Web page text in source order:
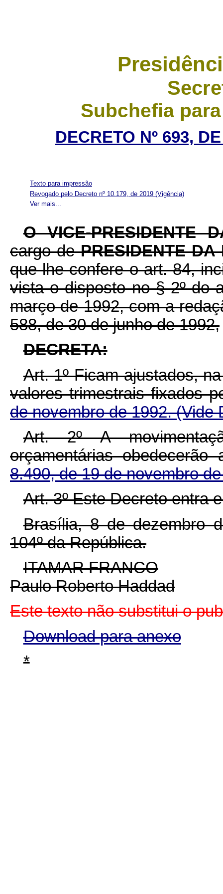
Subchefia
DECRETO Nº 693,
Texto para impressão
Ver mais...
Revogado pelo Decreto nº 10.179, de 2019 (Vigência)
O VICE-PRESIDENTE
cargo dePRESIDENTE
que lhe confere o art. 84,
vista o disposto no § 2º do
março de 1992, com a
588, de 30 de junho de 1992,
DECRETA:
Art. 1º Ficam ajustados,
valores trimestrais fixados
de novembro de 1992.(Vide
Art. 2º A
orçamentárias
8.490, de 19 de novembro
Art. 3º Este Decreto entra
Brasília, 8 de dezembro
104º da República.
ITAMAR FRANCO
Paulo Roberto Haddad
Este texto não substitui o
Download para anexo
*